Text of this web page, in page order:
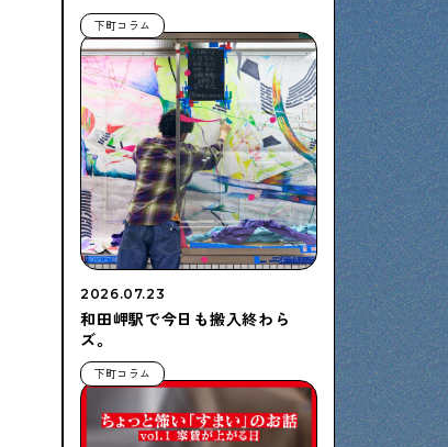
下町コラム
2026.07.23
和田岬駅で今日も搬入終わら
ズ。
下町コラム